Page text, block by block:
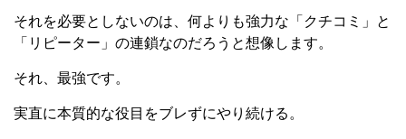
それを必要としないのは、何よりも強力な「クチコミ」と
「リピーター」の連鎖なのだろうと想像します。
それ、最強です。
実直に本質的な役目をブレずにやり続ける。